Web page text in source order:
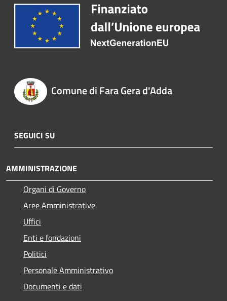
Comune di Fara Gera d'Adda
SEGUICI SU
AMMINISTRAZIONE
Organi di Governo
Aree Amministrative
Uffici
Enti e fondazioni
Politici
Personale Amministrativo
Documenti e dati